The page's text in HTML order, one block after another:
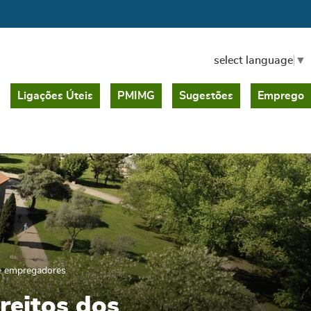
select language ▼
Ligações Úteis PMIMG Sugestões Emprego
empregadores